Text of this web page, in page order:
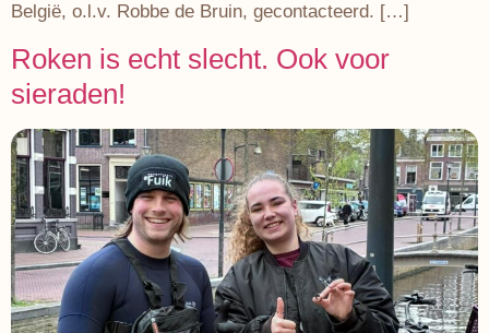
België, o.l.v. Robbe de Bruin, gecontacteerd. […]
Roken is echt slecht. Ook voor
sieraden!